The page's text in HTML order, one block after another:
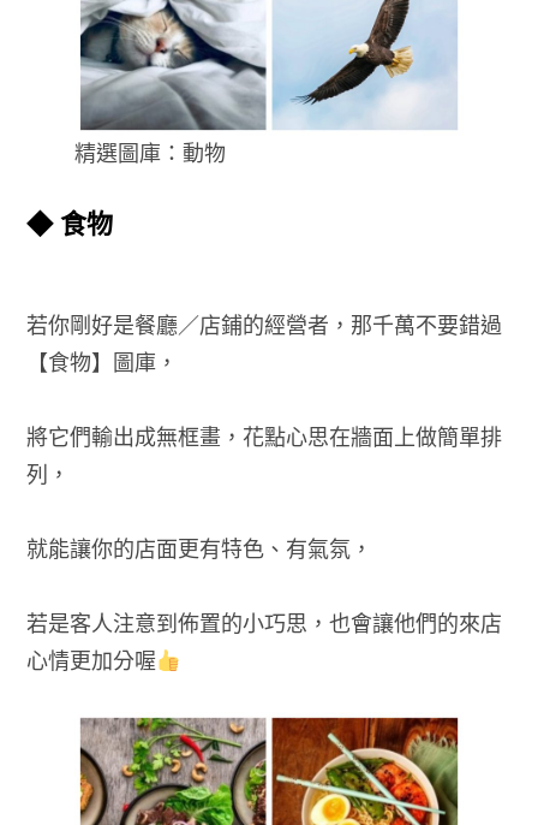
精選圖庫：動物
◆ 食物
若你剛好是餐廳／店鋪的經營者，那千萬不要錯過
【食物】圖庫，
將它們輸出成無框畫，花點心思在牆面上做簡單排
列，
就能讓你的店面更有特色、有氣氛，
若是客人注意到佈置的小巧思，也會讓他們的來店
心情更加分喔